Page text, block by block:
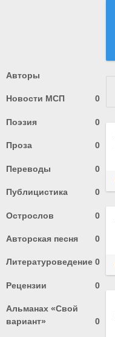
Авторы
Новости МСП 0
Поэзия 0
Проза 0
Переводы 0
Публицистика 0
Острослов 0
Авторская песня 0
Литературоведение 0
Рецензии 0
Альманах «Свой
вариант»
0